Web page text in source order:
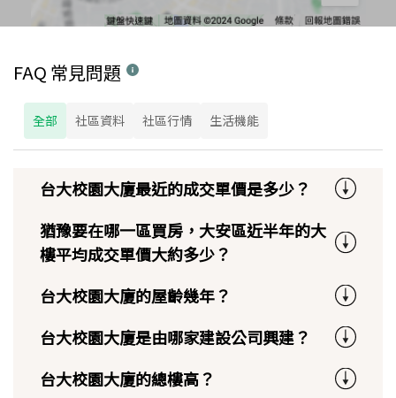
FAQ 常見問題
全部 社區資料 社區行情 生活機能
台大校園大廈最近的成交單價是多少？
猶豫要在哪一區買房，大安區近半年的大
樓平均成交單價大約多少？
台大校園大廈的屋齡幾年？
台大校園大廈是由哪家建設公司興建？
台大校園大廈的總樓高？